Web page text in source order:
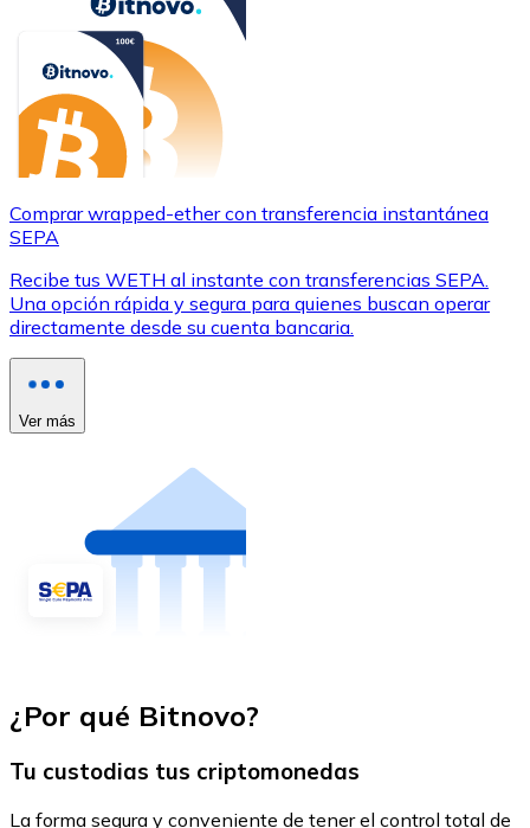
Comprar wrapped-ether con transferencia instantánea
SEPA
Recibe tus WETH al instante con transferencias SEPA.
Una opción rápida y segura para quienes buscan operar
directamente desde su cuenta bancaria.
Ver más
¿Por qué Bitnovo?
Tu custodias tus criptomonedas
La forma segura y conveniente de tener el control total de